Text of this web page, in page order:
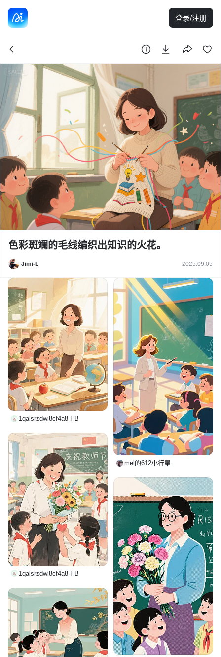
登录/注册
色彩斑斓的毛线编织出知识的火花。
Jimi-L 2025.09.05
1qalsrzdwi8cf4a8-HB
mel的612小行星
1qalsrzdwi8cf4a8-HB